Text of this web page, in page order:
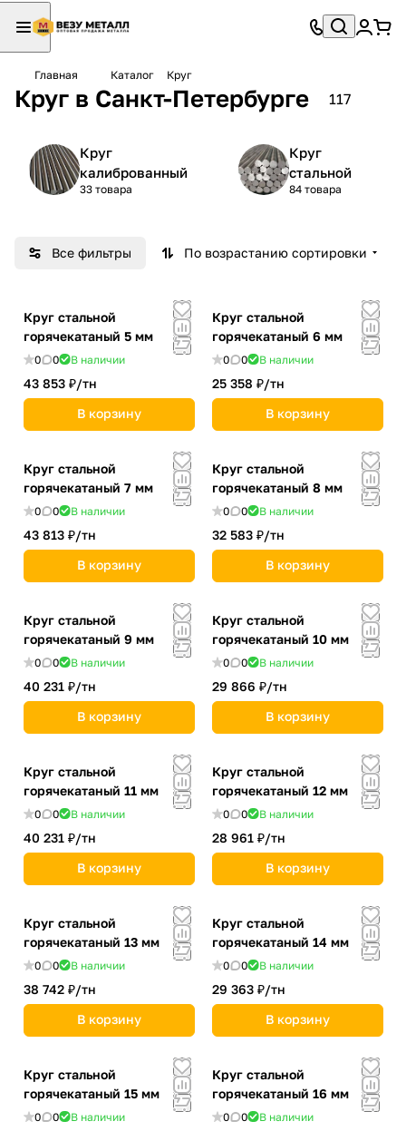
Главная Каталог Круг
Круг в Санкт-Петербурге 117
Круг
калиброванный
33 товара
Круг
стальной
84 товара
Все фильтры По возрастанию сортировки
Круг стальной
горячекатаный 5 мм
0 0 В наличии
43 853 ₽/тн
В корзину
Круг стальной
горячекатаный 6 мм
0 0 В наличии
25 358 ₽/тн
В корзину
Круг стальной
горячекатаный 7 мм
0 0 В наличии
43 813 ₽/тн
В корзину
Круг стальной
горячекатаный 8 мм
0 0 В наличии
32 583 ₽/тн
В корзину
Круг стальной
горячекатаный 9 мм
0 0 В наличии
40 231 ₽/тн
В корзину
Круг стальной
горячекатаный 10 мм
0 0 В наличии
29 866 ₽/тн
В корзину
Круг стальной
горячекатаный 11 мм
0 0 В наличии
40 231 ₽/тн
В корзину
Круг стальной
горячекатаный 12 мм
0 0 В наличии
28 961 ₽/тн
В корзину
Круг стальной
горячекатаный 13 мм
0 0 В наличии
38 742 ₽/тн
В корзину
Круг стальной
горячекатаный 14 мм
0 0 В наличии
29 363 ₽/тн
В корзину
Круг стальной
горячекатаный 15 мм
0 0 В наличии
Круг стальной
горячекатаный 16 мм
0 0 В наличии